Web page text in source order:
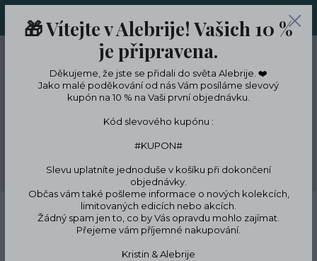
LIMITKÁCH
CZK
Hledat
Náramky Párové Náramky Luxusní Náramek Panter
Luxusní Náramek Panter
🎁 Vítejte v Alebrije! Vašich 10 %
je připravena.
Děkujeme, že jste se přidali do světa Alebrije. ❤️
Jako malé poděkování od nás Vám posíláme slevový
kupón na 10 % na Vaši první objednávku.
Kód slevového kupónu :
#KUPON#
Slevu uplatníte jednoduše v košíku při dokončení
objednávky.
Občas vám také pošleme informace o nových kolekcích,
limitovaných edicích nebo akcích.
Žádný spam jen to, co by Vás opravdu mohlo zajímat.
Přejeme vám příjemné nakupování.
Kristin & Alebrije